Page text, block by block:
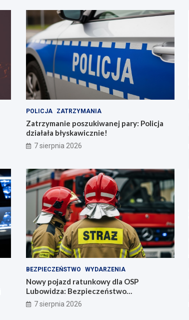
POLICJA ZATRZYMANIA
Zatrzymanie poszukiwanej pary: Policja
działała błyskawicznie!
7 sierpnia 2026
BEZPIECZEŃSTWO WYDARZENIA
Nowy pojazd ratunkowy dla OSP
Lubowidza: Bezpieczeństwo
mieszkańców na wyższym poziomie
7 sierpnia 2026